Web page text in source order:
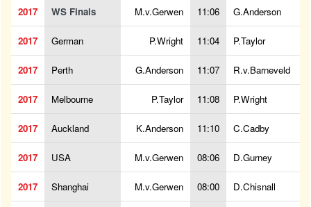
2017 WS Finals M.v.Gerwen 11:06 G.Anderson
2017 German P.Wright 11:04 P.Taylor
2017 Perth G.Anderson 11:07 R.v.Barneveld
2017 Melbourne P.Taylor 11:08 P.Wright
2017 Auckland K.Anderson 11:10 C.Cadby
2017 USA M.v.Gerwen 08:06 D.Gurney
2017 Shanghai M.v.Gerwen 08:00 D.Chisnall